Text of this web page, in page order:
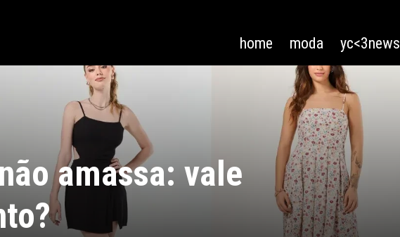
home moda yc<3news
amassa: vale